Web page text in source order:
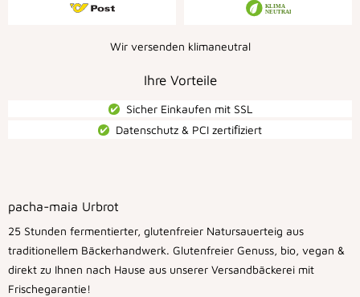
Wir versenden klimaneutral
Ihre Vorteile
Sicher Einkaufen mit SSL
Datenschutz & PCI zertiﬁziert
pacha-maia Urbrot
25 Stunden fermentierter, glutenfreier Natursauerteig aus
traditionellem Bäckerhandwerk. Glutenfreier Genuss, bio, vegan &
direkt zu Ihnen nach Hause aus unserer Versandbäckerei mit
Frischegarantie!